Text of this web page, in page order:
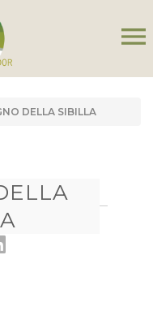
menu
DELLA SIBILLA